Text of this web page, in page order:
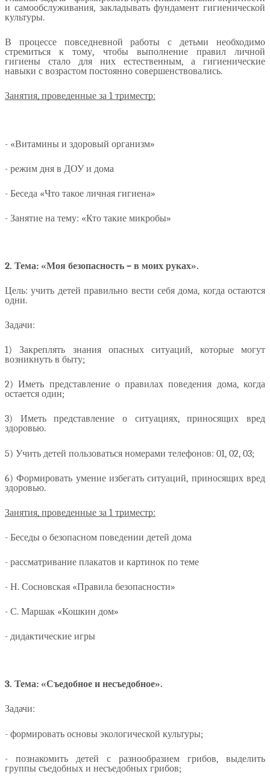
и самообслуживания, закладывать фундамент гигиенической
культуры.
В процессе повседневной работы с детьми необходимо
стремиться к тому, чтобы выполнение правил личной
гигиены стало для них естественным, а гигиенические
навыки с возрастом постоянно совершенствовались.
Занятия, проведенные за 1 триместр:
- «Витамины и здоровый организм»
- режим дня в ДОУ и дома
- Беседа «Что такое личная гигиена»
- Занятие на тему: «Кто такие микробы»
2. Тема: «Моя безопасность – в моих руках».
Цель: учить детей правильно вести себя дома, когда остаются
одни.
Задачи:
1) Закреплять знания опасных ситуаций, которые могут
возникнуть в быту;
2) Иметь представление о правилах поведения дома, когда
остается один;
3) Иметь представление о ситуациях, приносящих вред
здоровью.
5) Учить детей пользоваться номерами телефонов: 01, 02, 03;
6) Формировать умение избегать ситуаций, приносящих вред
здоровью.
Занятия, проведенные за 1 триместр:
- Беседы о безопасном поведении детей дома
- рассматривание плакатов и картинок по теме
- Н. Сосновская «Правила безопасности»
- С. Маршак «Кошкин дом»
- дидактические игры
3. Тема: «Съедобное и несъедобное».
Задачи:
- формировать основы экологической культуры;
- познакомить детей с разнообразием грибов, выделить
группы съедобных и несъедобных грибов;